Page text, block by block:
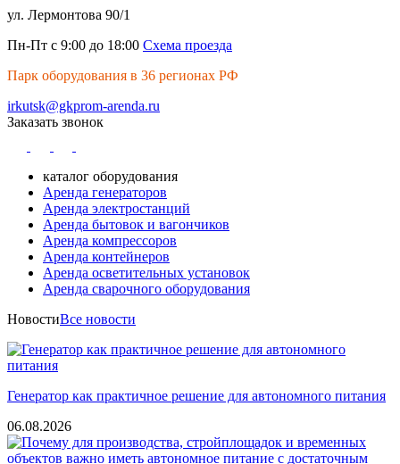
ул. Лермонтова 90/1
Пн-Пт с 9:00 до 18:00 Схема проезда
Парк оборудования в 36 регионах РФ
irkutsk@gkprom-arenda.ru
Заказать звонок
каталог оборудования
Аренда генераторов
Аренда электростанций
Аренда бытовок и вагончиков
Аренда компрессоров
Аренда контейнеров
Аренда осветительных установок
Аренда сварочного оборудования
НовостиВсе новости
Генератор как практичное решение для автономного питания
06.08.2026